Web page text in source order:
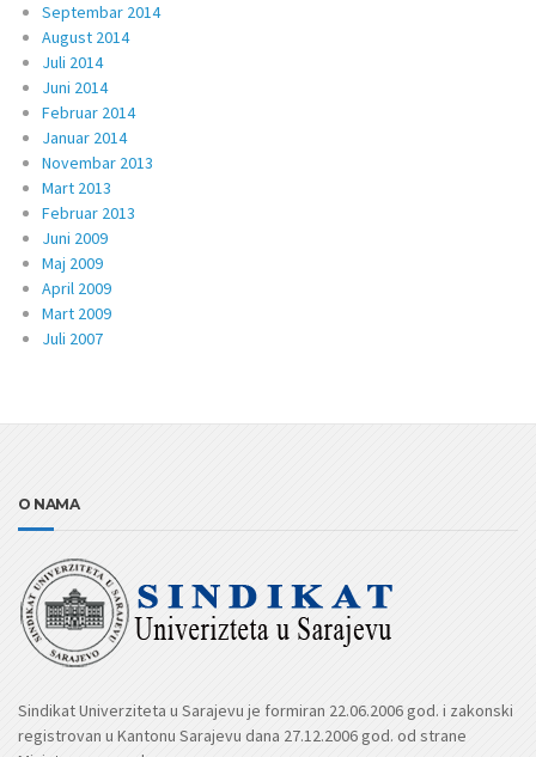
Septembar 2014
August 2014
Juli 2014
Juni 2014
Februar 2014
Januar 2014
Novembar 2013
Mart 2013
Februar 2013
Juni 2009
Maj 2009
April 2009
Mart 2009
Juli 2007
O NAMA
Sindikat Univerziteta u Sarajevu je formiran 22.06.2006 god. i zakonski
registrovan u Kantonu Sarajevu dana 27.12.2006 god. od strane